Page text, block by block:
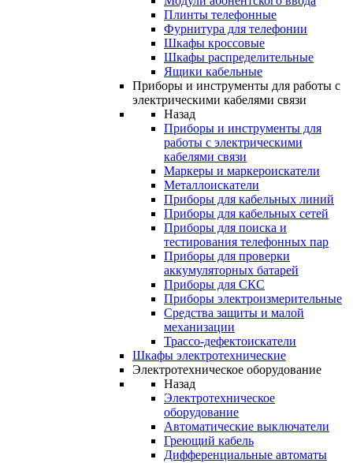
Плинты телефонные
Фурнитура для телефонии
Шкафы кроссовые
Шкафы распределительные
Ящики кабельные
Приборы и инструменты для работы с
электрическими кабелями связи
Назад
Приборы и инструменты для
работы с электрическими
кабелями связи
Маркеры и маркероискатели
Металлоискатели
Приборы для кабельных линий
Приборы для кабельных сетей
Приборы для поиска и
тестирования телефонных пар
Приборы для проверки
аккумуляторных батарей
Приборы для СКС
Приборы электроизмерительные
Средства защиты и малой
механизации
Трассо-дефектоискатели
Шкафы электротехнические
Электротехническое оборудование
Назад
Электротехническое
оборудование
Автоматические выключатели
Греющий кабель
Дифференциальные автоматы